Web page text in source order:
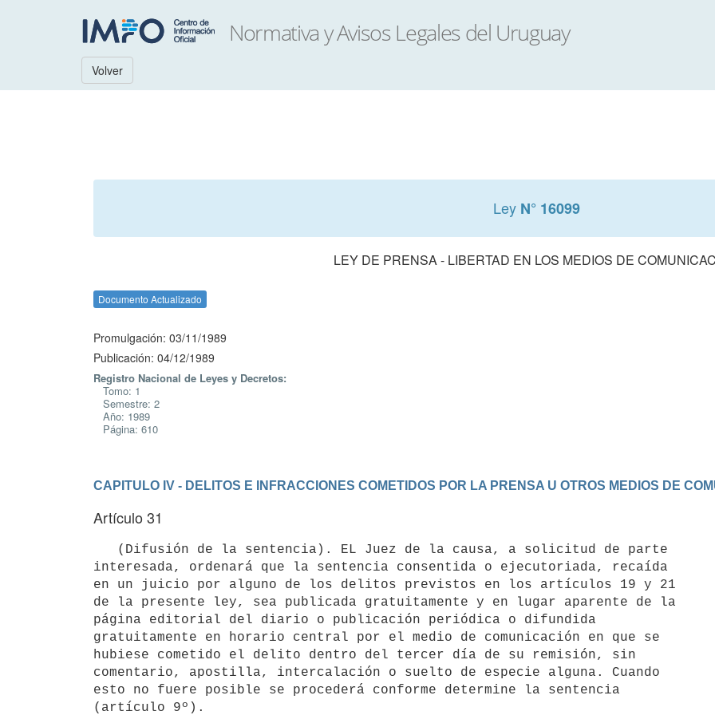
Volver
Ley N° 16099
LEY DE PRENSA - LIBERTAD EN LOS MEDIOS DE
Documento Actualizado
Promulgación: 03/11/1989
Publicación: 04/12/1989
Registro Nacional de Leyes y Decretos:
Tomo: 1
Semestre: 2
Año: 1989
Página: 610
CAPITULO IV - DELITOS E INFRACCIONES COMETIDOS POR LA PRENSA U OTROS MEDIOS DE
Artículo 31
interesada, ordenará que la sentencia consentida o ejecutoriada, recaída
en un juicio por alguno de los delitos previstos en los artículos 19 y 21
de la presente ley, sea publicada gratuitamente y en lugar aparente de la
página editorial del diario o publicación periódica o difundida
gratuitamente en horario central por el medio de comunicación en que se
hubiese cometido el delito dentro del tercer día de su remisión, sin
comentario, apostilla, intercalación o suelto de especie alguna. Cuando
esto no fuere posible se procederá conforme determine la sentencia
(artículo 9º).